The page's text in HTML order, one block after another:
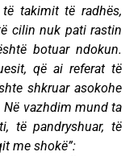
takimit të radhës,
cilin nuk pati rastin
botuar ndokun.
që ai referat të
shkruar asokohe
Në vazhdim mund ta
të pandryshuar, të
me shokë”: